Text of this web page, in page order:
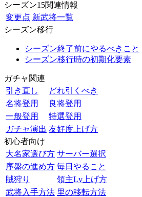
シーズン15関連情報
変更点 新武将一覧
シーズン移行
シーズン終了前にやるべきこと
シーズン移行時の初期化要素
ガチャ関連
引き直し
どれ引くべき
名将登用
良将登用
一般登用
特選登用
ガチャ演出 友好度上げ方
初心者向け
大名家選び方 サーバー選択
序盤の進め方 毎日やること
賊狩り
領主Lv上げ方
武将入手方法 里の移転方法